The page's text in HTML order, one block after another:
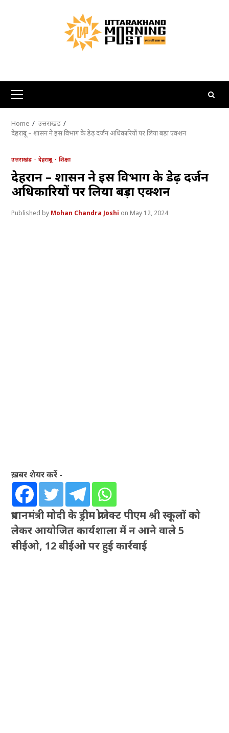
Primary
Menu
Home
उत्तराखंड
देहरादून – शासन ने इस विभाग के डेढ़ दर्जन अधिकारियों पर लिया बड़ा एक्शन
उत्तराखंड देहरादून शिक्षा
देहरादून – शासन ने इस विभाग के डेढ़ दर्जन
अधिकारियों पर लिया बड़ा एक्शन
Mohan Chandra Joshi May 12, 2024
ख़बर शेयर करें -
प्रधानमंत्री मोदी के ड्रीम प्रोजेक्ट पीएम श्री स्कूलों को
लेकर आयोजित कार्यशाला में न आने वाले 5
सीईओ, 12 बीईओ पर हुई कार्रवाई